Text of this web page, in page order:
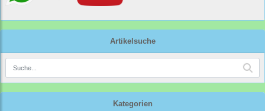
Artikelsuche
Kategorien